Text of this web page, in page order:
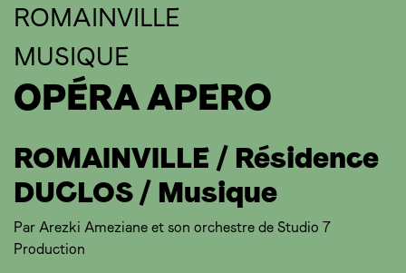
ROMAINVILLE
MUSIQUE
OPÉRA APERO
ROMAINVILLE / Résidence
DUCLOS / Musique
Par Arezki Ameziane et son orchestre de Studio 7
Production